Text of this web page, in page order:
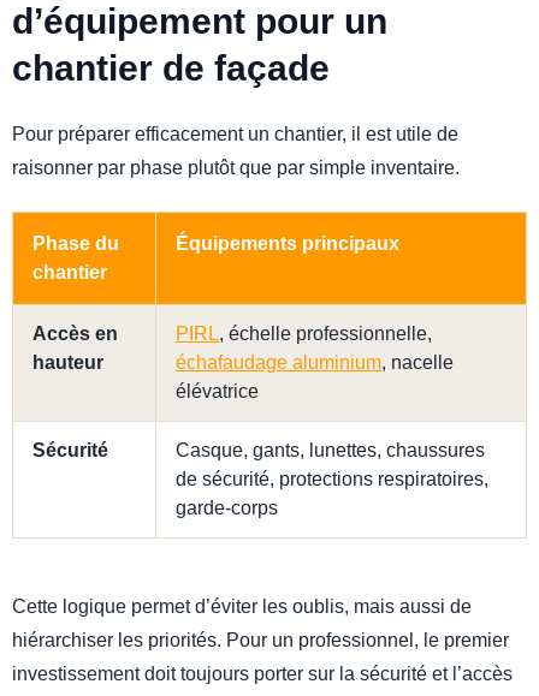
d’équipement pour un
chantier de façade
Pour préparer efficacement un chantier, il est utile de
raisonner par phase plutôt que par simple inventaire.
Phase du
chantier
Équipements principaux
Accès en
hauteur
PIRL, échelle professionnelle,
échafaudage aluminium, nacelle
élévatrice
Sécurité
Casque, gants, lunettes, chaussures
de sécurité, protections respiratoires,
garde-corps
Cette logique permet d’éviter les oublis, mais aussi de
hiérarchiser les priorités. Pour un professionnel, le premier
investissement doit toujours porter sur la sécurité et l’accès